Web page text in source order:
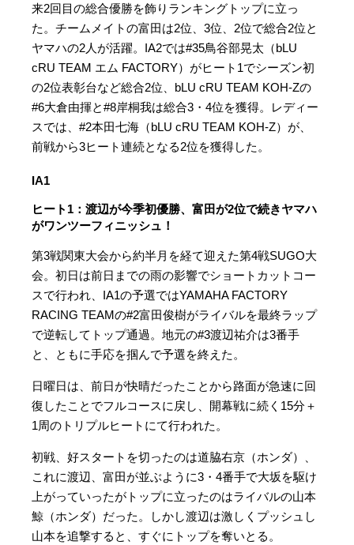
来2回目の総合優勝を飾りランキングトップに立っ
た。チームメイトの富田は2位、3位、2位で総合2位と
ヤマハの2人が活躍。IA2では#35鳥谷部晃太（bLU
cRU TEAM エム FACTORY）がヒート1でシーズン初
の2位表彰台など総合2位、bLU cRU TEAM KOH-Zの
#6大倉由揮と#8岸桐我は総合3・4位を獲得。レディー
スでは、#2本田七海（bLU cRU TEAM KOH-Z）が、
前戦から3ヒート連続となる2位を獲得した。
IA1
ヒート1：渡辺が今季初優勝、富田が2位で続きヤマハ
がワンツーフィニッシュ！
第3戦関東大会から約半月を経て迎えた第4戦SUGO大
会。初日は前日までの雨の影響でショートカットコー
スで行われ、IA1の予選ではYAMAHA FACTORY
RACING TEAMの#2富田俊樹がライバルを最終ラップ
で逆転してトップ通過。地元の#3渡辺祐介は3番手
と、ともに手応を掴んで予選を終えた。
日曜日は、前日が快晴だったことから路面が急速に回
復したことでフルコースに戻し、開幕戦に続く15分＋
1周のトリプルヒートにて行われた。
初戦、好スタートを切ったのは道脇右京（ホンダ）、
これに渡辺、富田が並ぶように3・4番手で大坂を駆け
上がっていったがトップに立ったのはライバルの山本
鯨（ホンダ）だった。しかし渡辺は激しくプッシュし
山本を追撃すると、すぐにトップを奪いとる。